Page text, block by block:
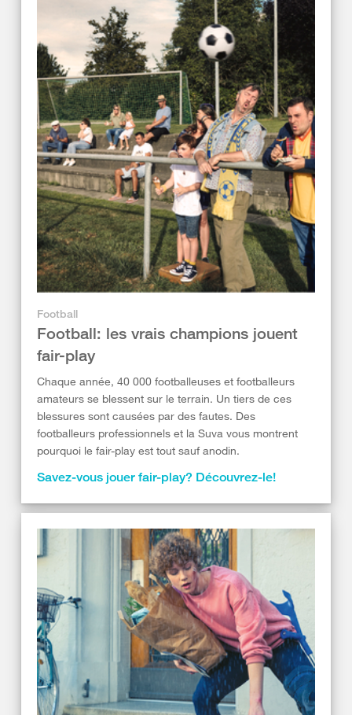
Football
Football: les vrais champions jouent
fair-play
Chaque année, 40 000 footballeuses et footballeurs
amateurs se blessent sur le terrain. Un tiers de ces
blessures sont causées par des fautes. Des
footballeurs professionnels et la Suva vous montrent
pourquoi le fair-play est tout sauf anodin.
Savez-vous jouer fair-play? Découvrez-le!